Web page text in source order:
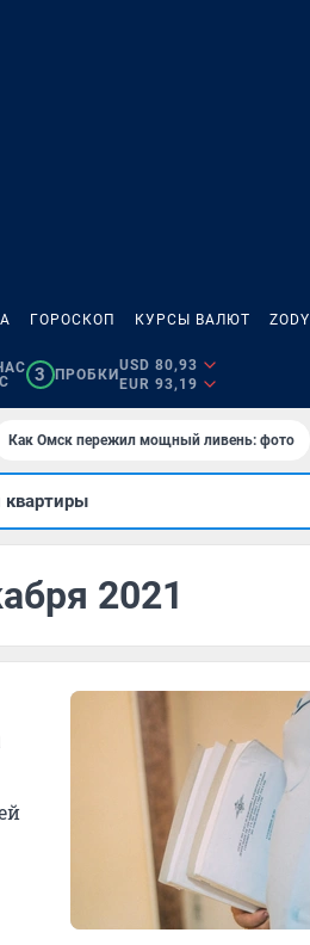
ГОРОСКОП КУРСЫ ВАЛЮТ ZODY
3 ПРОБКИ
USD 80,93
EUR 93,19
Как Омск пережил мощный ливень: фото
квартиры
2021